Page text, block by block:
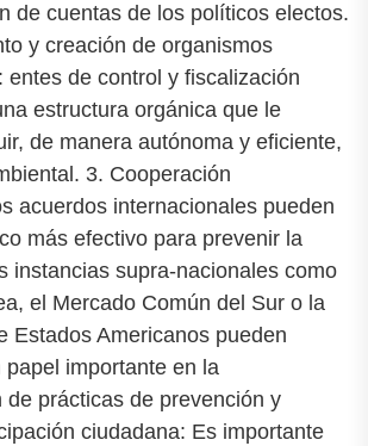
de cuentas de los políticos electos.
y creación de organismos
entes de control y fiscalización
estructura orgánica que le
de manera autónoma y eficiente,
3. Cooperación
acuerdos internacionales pueden
más efectivo para prevenir la
instancias supra-nacionales como
el Mercado Común del Sur o la
Estados Americanos pueden
importante en la
de prácticas de prevención y
ciudadana: Es importante